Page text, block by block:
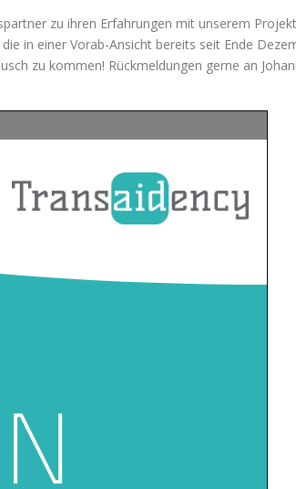
zu ihren Erfahrungen mit unserem
in einer Vorab-Ansicht bereits seit Ende
zu kommen! Rückmeldungen gerne an